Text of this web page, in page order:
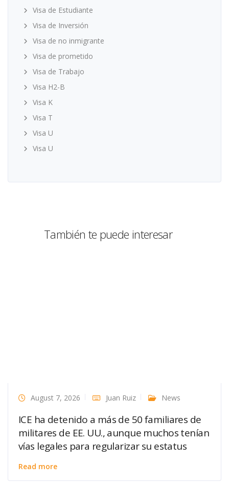
Visa de Estudiante
Visa de Inversión
Visa de no inmigrante
Visa de prometido
Visa de Trabajo
Visa H2-B
Visa K
Visa T
Visa U
Visa U
También te puede interesar
August 7, 2026 Juan Ruiz News
ICE ha detenido a más de 50 familiares de
militares de EE. UU., aunque muchos tenían
vías legales para regularizar su estatus
Read more